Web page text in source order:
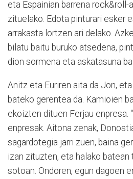
eta Espainian barrena
zituelako. Edota pinturari esker
arrakasta lortzen ari delako.
bilatu baitu buruko atsedena,
dion sormena eta askatasuna
Anitz eta Euriren aita da Jon,
bateko gerentea da. Kamioien
ekoizten dituen Ferjau enpresa.
enpresak. Aitona zenak,
sagardotegia jarri zuen, baina
izan zituzten, eta halako batean
sotoan. Ondoren, egun dagoen